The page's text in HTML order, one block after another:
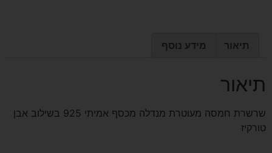
תיאור מידע נוסף
תיאור
שרשרת חמסה מעוטרת מנדלה מכסף אמיתי 925 בשילוב אבן
טורקיז